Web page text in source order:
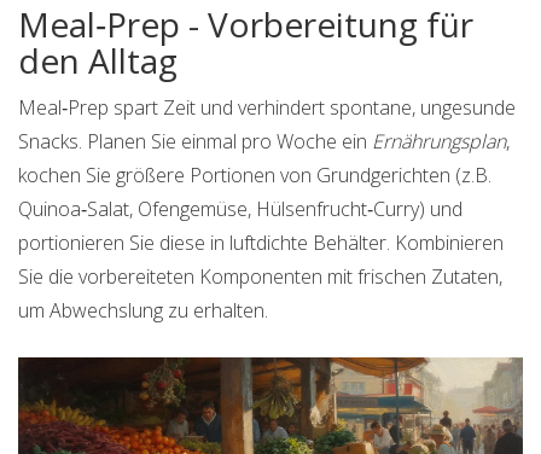
Meal‑Prep - Vorbereitung für
den Alltag
Meal‑Prep spart Zeit und verhindert spontane, ungesunde
Snacks. Planen Sie einmal pro Woche ein Ernährungsplan,
kochen Sie größere Portionen von Grundgerichten (z.B.
Quinoa‑Salat, Ofengemüse, Hülsenfrucht‑Curry) und
portionieren Sie diese in luftdichte Behälter. Kombinieren
Sie die vorbereiteten Komponenten mit frischen Zutaten,
um Abwechslung zu erhalten.